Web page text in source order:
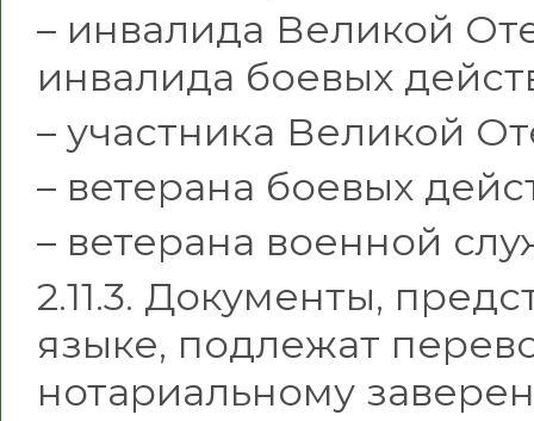
– инвалида Великой
инвалида боевых
– участника Великой
– ветерана боевых
– ветерана военной
2.11.3. Документы,
языке, подлежат
нотариальному